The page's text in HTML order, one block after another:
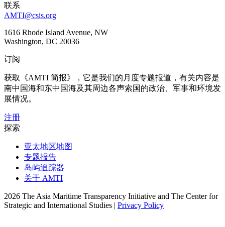
联系
AMTI@csis.org
1616 Rhode Island Avenue, NW
Washington, DC 20036
订阅
获取《AMTI 简报》，它是我们的月度专题报道，有关内容是
南中国海和东中国海及其周边各声索国的政治、军事和环境发
展情况。
注册
探索
亚太地区地图
专题报告
岛屿追踪器
关于 AMTI
2026 The Asia Maritime Transparency Initiative and The Center for
Strategic and International Studies | Privacy Policy